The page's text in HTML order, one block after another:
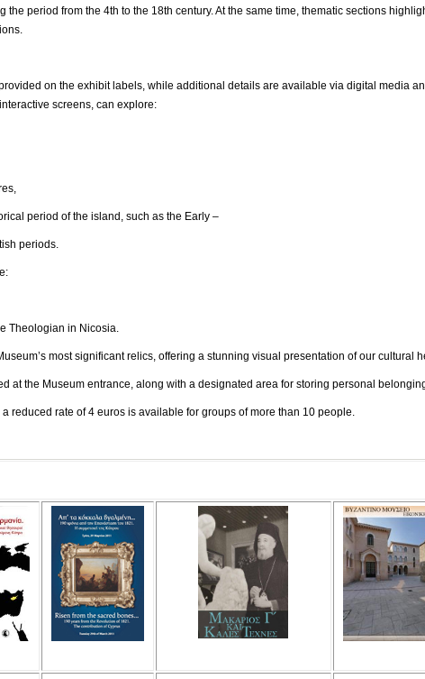
period from the 4th to the 18th century. At the same time, thematic sections
on the exhibit labels, while additional details are available via digital media
screens, can explore:
of the island, such as the Early –
periods.
in Nicosia.
most significant relics, offering a stunning visual presentation of our cultural
at the Museum entrance, along with a designated area for storing personal
reduced rate of 4 euros is available for groups of more than 10 people.